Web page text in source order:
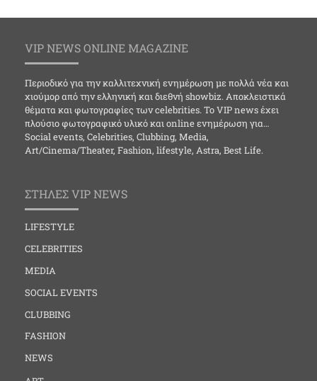
VIP NEWS ONLINE MAGAZINE
Περιοδικό για την καλλιτεχνική ενημέρωση με πολλά νέα και
χιούμορ από την ελληνική και διεθνή showbiz. Αποκλειστικά
θέματα και φωτογραφίες των celebrities. Το VIP news έχει
πλούσιο φωτογραφικό υλικό και online ενημέρωση για…
Social events, Celebrities, Clubbing, Media,
Art/Cinema/Theater, Fashion, lifestyle, Astra, Best Life.
ΣΤΗΛΕΣ VIP NEWS
LIFESTYLE
CELEBRITIES
MEDIA
SOCIAL EVENTS
CLUBBING
FASHION
NEWS